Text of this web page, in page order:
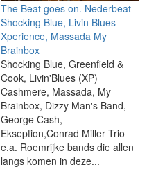
The Beat goes on. Nederbeat
Shocking Blue, Livin Blues
Xperience, Massada My
Brainbox
Shocking Blue, Greenfield &
Cook, Livin'Blues (XP)
Cashmere, Massada, My
Brainbox, Dizzy Man's Band,
George Cash,
Ekseption,Conrad Miller Trio
e.a. Roemrijke bands die allen
langs komen in deze...